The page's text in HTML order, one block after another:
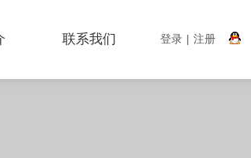
联系我们 登录 | 注册